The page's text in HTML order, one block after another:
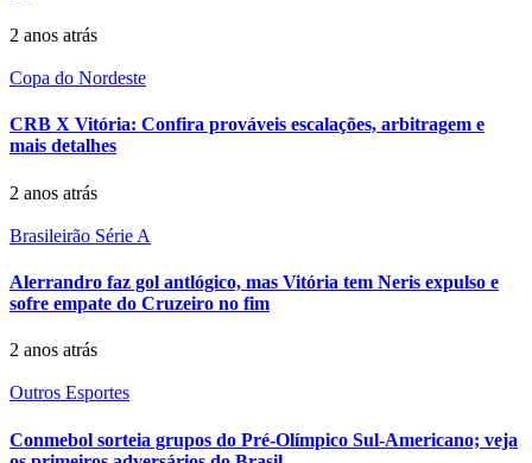
2 anos atrás
Copa do Nordeste
CRB X Vitória: Confira prováveis escalações, arbitragem e
mais detalhes
2 anos atrás
Brasileirão Série A
Alerrandro faz gol antlógico, mas Vitória tem Neris expulso e
sofre empate do Cruzeiro no fim
2 anos atrás
Outros Esportes
Conmebol sorteia grupos do Pré-Olímpico Sul-Americano; veja